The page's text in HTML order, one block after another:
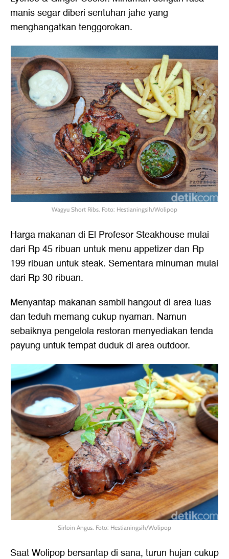
manis segar diberi sentuhan jahe yang
menghangatkan tenggorokan.
Wagyu Short Ribs. Foto: Hestianingsih/Wolipop
Harga makanan di El Profesor Steakhouse mulai
dari Rp 45 ribuan untuk menu appetizer dan Rp
199 ribuan untuk steak. Sementara minuman mulai
dari Rp 30 ribuan.
Menyantap makanan sambil hangout di area luas
dan teduh memang cukup nyaman. Namun
sebaiknya pengelola restoran menyediakan tenda
payung untuk tempat duduk di area outdoor.
Sirloin Angus. Foto: Hestianingsih/Wolipop
Saat Wolipop bersantap di sana, turun hujan cukup